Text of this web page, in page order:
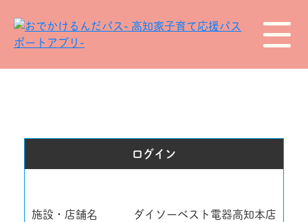
ログイン
施設・店舗名 ダイソーベスト電器高知本店